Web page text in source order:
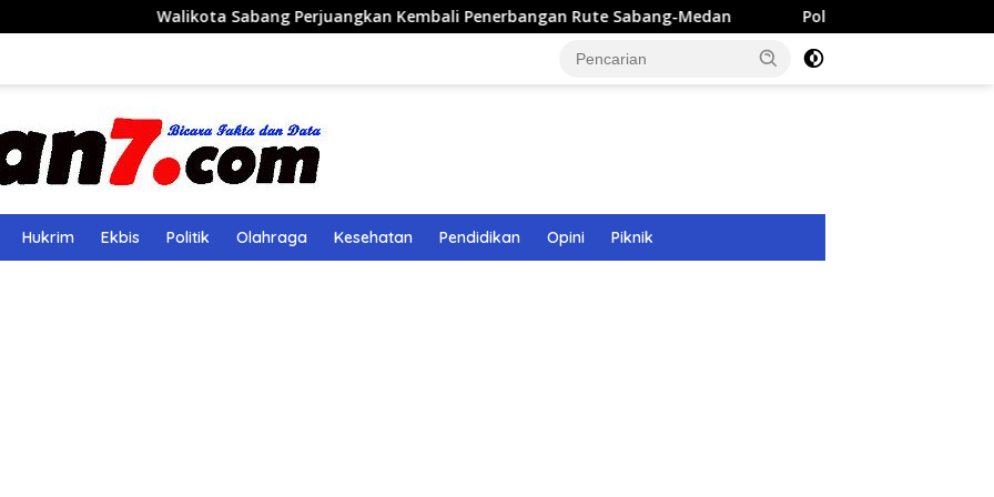
Walikota Sabang Perjuangkan Kembali Penerbangan Rute Sabang-Medan Polri Bangun 40 Titik Sumur Bor untuk
Hukrim Ekbis Politik Olahraga Kesehatan Pendidikan Opini Piknik